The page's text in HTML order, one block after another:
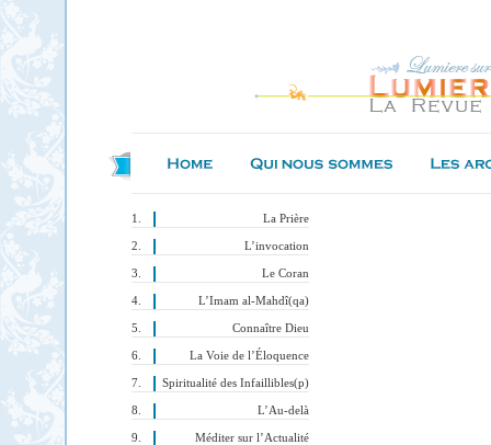
La Prière
L’invocation
Le Coran
L’Imam al-Mahdî(qa)
Connaître Dieu
La Voie de l’Éloquence
Spiritualité des Infaillibles(p)
L’Au-delà
Méditer sur l’Actualité